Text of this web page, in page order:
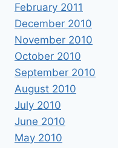
February 2011
December 2010
November 2010
October 2010
September 2010
August 2010
July 2010
June 2010
May 2010